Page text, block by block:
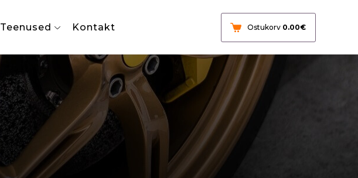
Teenused Kontakt Ostukorv 0.00€